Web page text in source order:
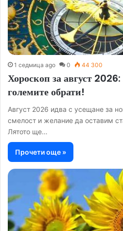
1 седмица ago 0 44 300
Хороскоп за август
големите обрати!
Август 2026 идва с усещане за
смелост и желание да оставим
Лятото ще…
Прочети още »